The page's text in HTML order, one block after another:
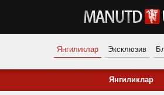
Янгиликлар Эксклюзив
Янгиликлар